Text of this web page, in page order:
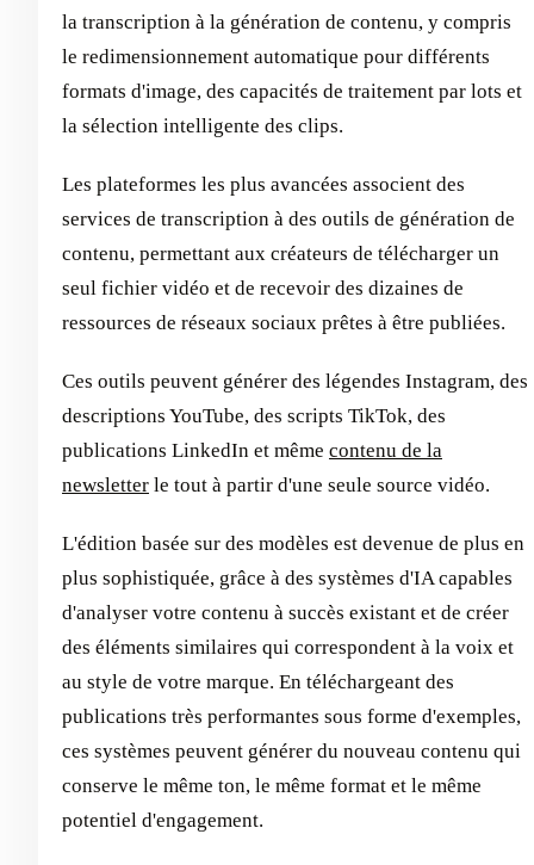
la transcription à la génération de contenu, y compris
le redimensionnement automatique pour différents
formats d'image, des capacités de traitement par lots et
la sélection intelligente des clips.
Les plateformes les plus avancées associent des
services de transcription à des outils de génération de
contenu, permettant aux créateurs de télécharger un
seul fichier vidéo et de recevoir des dizaines de
ressources de réseaux sociaux prêtes à être publiées.
Ces outils peuvent générer des légendes Instagram, des
descriptions YouTube, des scripts TikTok, des
publications LinkedIn et même contenu de la
newsletter le tout à partir d'une seule source vidéo.
L'édition basée sur des modèles est devenue de plus en
plus sophistiquée, grâce à des systèmes d'IA capables
d'analyser votre contenu à succès existant et de créer
des éléments similaires qui correspondent à la voix et
au style de votre marque. En téléchargeant des
publications très performantes sous forme d'exemples,
ces systèmes peuvent générer du nouveau contenu qui
conserve le même ton, le même format et le même
potentiel d'engagement.